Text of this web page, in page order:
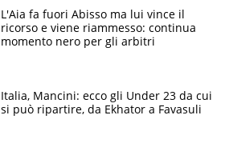
L'Aia fa fuori Abisso ma lui vince il
ricorso e viene riammesso: continua
momento nero per gli arbitri
Italia, Mancini: ecco gli Under 23 da cui
si può ripartire, da Ekhator a Favasuli